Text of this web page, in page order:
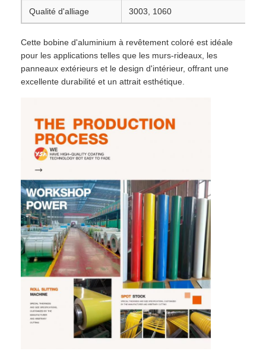
Qualité d'alliage 3003, 1060
Cette bobine d'aluminium à revêtement coloré est idéale
pour les applications telles que les murs-rideaux, les
panneaux extérieurs et le design d'intérieur, offrant une
excellente durabilité et un attrait esthétique.